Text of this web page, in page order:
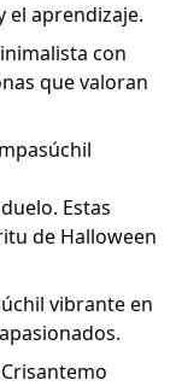
el aprendizaje.
con
que valoran
Estas
de Halloween
vibrante en